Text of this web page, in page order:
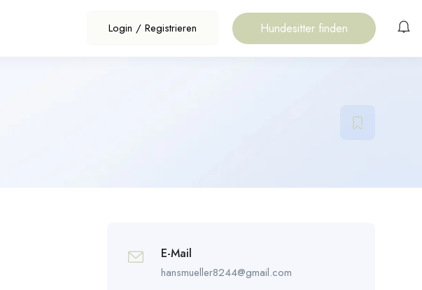
Login / Registrieren Hundesitter finden
E-Mail
hansmueller8244@gmail.com